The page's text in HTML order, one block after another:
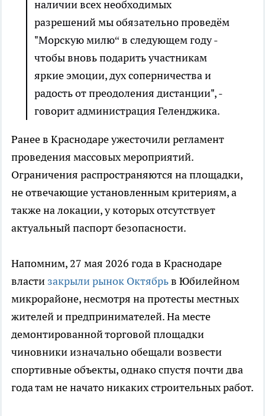
наличии всех необходимых
разрешений мы обязательно проведём
"Морскую милю“ в следующем году -
чтобы вновь подарить участникам
яркие эмоции, дух соперничества и
радость от преодоления дистанции", -
говорит администрация Геленджика.
Ранее в Краснодаре ужесточили регламент
проведения массовых мероприятий.
Ограничения распространяются на площадки,
не отвечающие установленным критериям, а
также на локации, у которых отсутствует
актуальный паспорт безопасности.
Напомним, 27 мая 2026 года в Краснодаре
власти закрыли рынок Октябрьв Юбилейном
микрорайоне, несмотря на протесты местных
жителей и предпринимателей. На месте
демонтированной торговой площадки
чиновники изначально обещали возвести
спортивные объекты, однако спустя почти два
года там не начато никаких строительных работ.